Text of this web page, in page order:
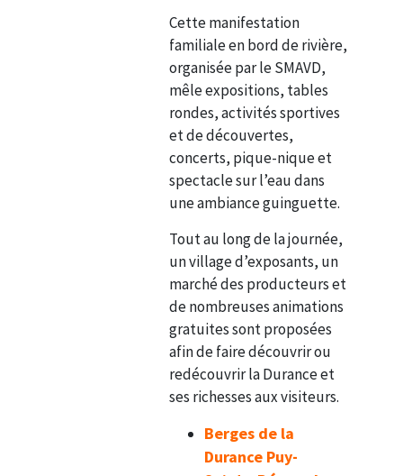
Cette manifestation
familiale en bord de rivière,
organisée par le SMAVD,
mêle expositions, tables
rondes, activités sportives
et de découvertes,
concerts, pique-nique et
spectacle sur l’eau dans
une ambiance guinguette.
Tout au long de la journée,
un village d’exposants, un
marché des producteurs et
de nombreuses animations
gratuites sont proposées
afin de faire découvrir ou
redécouvrir la Durance et
ses richesses aux visiteurs.
Berges de la
Durance Puy-